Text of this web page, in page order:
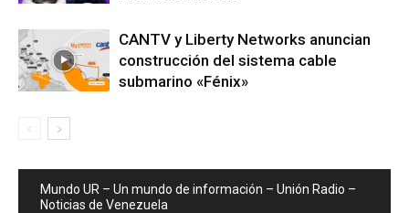
CANTV y Liberty Networks anuncian
construcción del sistema cable
submarino «Fénix»
Mundo UR – Un mundo de información – Unión Radio –
Noticias de Venezuela